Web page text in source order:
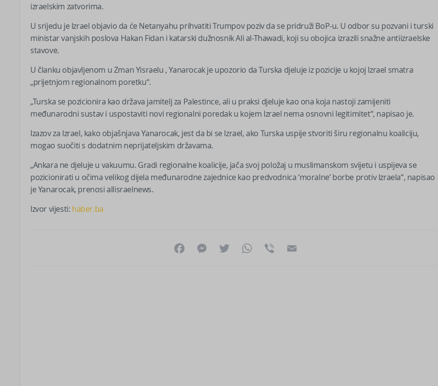
izraelskim zatvorima.
U srijedu je Izrael objavio da će Netanyahu prihvatiti Trumpov poziv da se pridruži BoP-u. U odbor su pozvani i turski
ministar vanjskih poslova Hakan Fidan i katarski dužnosnik Ali al-Thawadi, koji su obojica izrazili snažne antiizraelske
stavove.
U članku objavljenom u Zman Yisraelu , Yanarocak je upozorio da Turska djeluje iz pozicije u kojoj Izrael smatra
„prijetnjom regionalnom poretku“.
„Turska se pozicionira kao država jamitelj za Palestince, ali u praksi djeluje kao ona koja nastoji zamijeniti
međunarodni sustav i uspostaviti novi regionalni poredak u kojem Izrael nema osnovni legitimitet“, napisao je.
Izazov za Izrael, kako objašnjava Yanarocak, jest da bi se Izrael, ako Turska uspije stvoriti širu regionalnu koaliciju,
mogao suočiti s dodatnim neprijateljskim državama.
„Ankara ne djeluje u vakuumu. Gradi regionalne koalicije, jača svoj položaj u muslimanskom svijetu i uspijeva se
pozicionirati u očima velikog dijela međunarodne zajednice kao predvodnica ‘moralne’ borbe protiv Izraela“, napisao
je Yanarocak, prenosi allisraelnews.
Izvor vijesti: haber.ba
FacebookMessenger
Twitter WhatsApp
Viber